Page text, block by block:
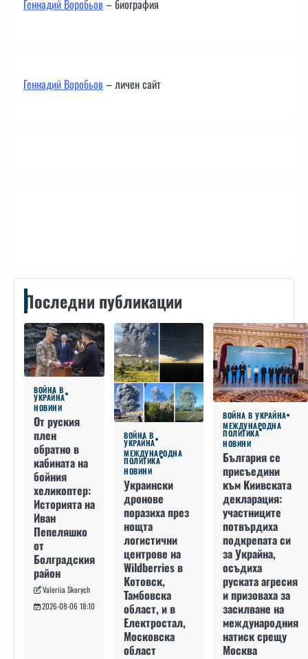
Геннадий Воробьов– биография
Геннадий Воробьов– личен сайт
Последни публикации
ВОЙНА В
УКРАЙНА
НОВИНИ
От руския
плен
обратно в
кабината на
бойния
хеликоптер:
Историята на
Иван
Пепеляшко
от
Болградския
район
Valeriia Skorych
2026-08-06 18:10
ВОЙНА В
УКРАЙНА
МЕЖДУНАРОДНА
ПОЛИТИКА
НОВИНИ
Украински
дронове
поразиха през
нощта
логистични
центрове на
Wildberries в
Котовск,
Тамбовска
област, и в
Електростал,
Московска
област
ВОЙНА В УКРАЙНА
МЕЖДУНАРОДНА
ПОЛИТИКА
НОВИНИ
България се
присъедини
към Киивската
декларация:
участниците
потвърдиха
подкрепата си
за Украйна,
осъдиха
руската агресия
и призоваха за
засилване на
международния
натиск срещу
Москва